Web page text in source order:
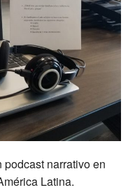
narrativo en
Latina.